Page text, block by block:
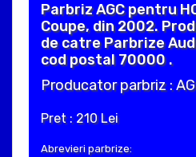
Parbriz AGC pentru
Coupe, din 2002.
de catre Parbrize Audi
cod postal 70000 .
Producator parbriz :
Pret : 210 Lei
Abrevieri parbrize: